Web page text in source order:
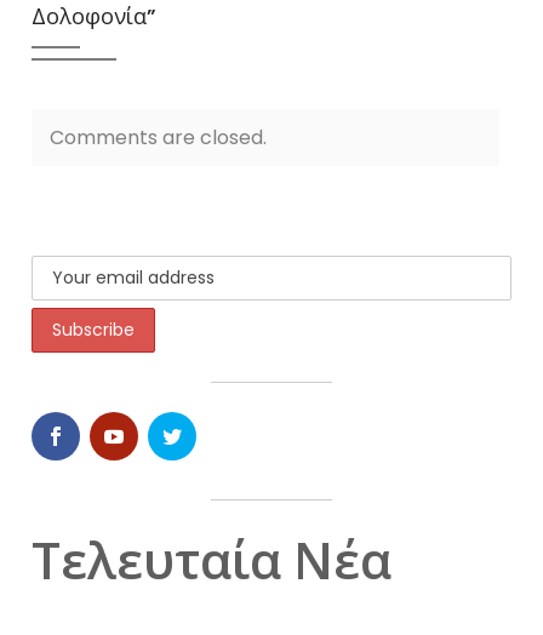
Δολοφονία”
Comments are closed.
Τελευταία Νέα